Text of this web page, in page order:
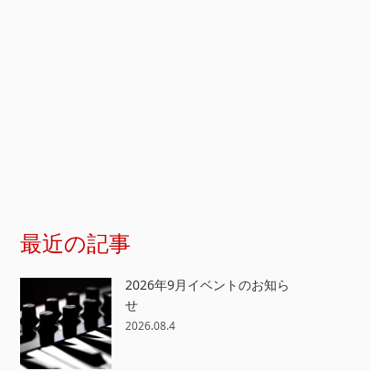
最近の記事
2026年9月イベントのお知ら
せ
2026.08.4